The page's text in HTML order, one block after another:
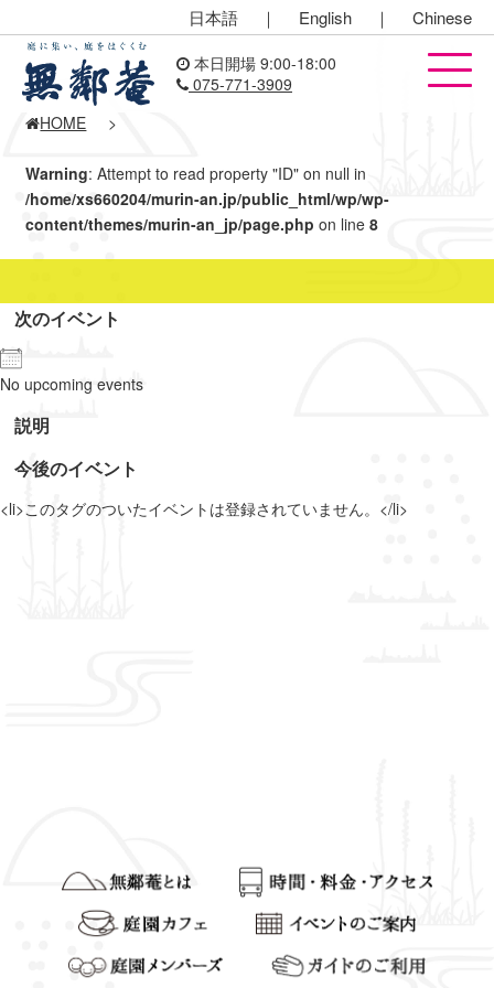
日本語 ｜ English ｜ Chinese
本日開場 9:00-18:00
075-771-3909
HOME
>
Warning: Attempt to read property "ID" on null in
/home/xs660204/murin-an.jp/public_html/wp/wp-
content/themes/murin-an_jp/page.php on line8
次のイベント
No upcoming events
説明
今後のイベント
<li>このタグのついたイベントは登録されていません。</li>